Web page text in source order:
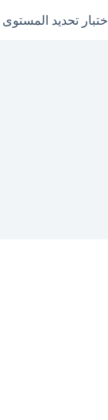
اختبار تحديد المستوى